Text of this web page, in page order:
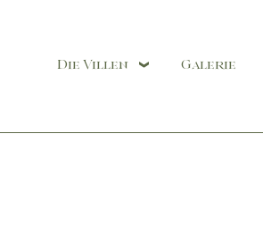
Die Villen Galerie